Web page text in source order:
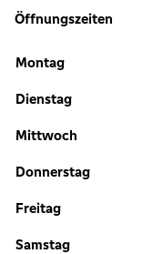
Öffnungszeiten
Montag
Dienstag
Mittwoch
Donnerstag
Freitag
Samstag